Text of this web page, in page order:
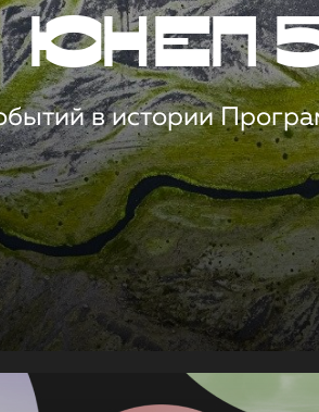
ЮНЕП
в истории